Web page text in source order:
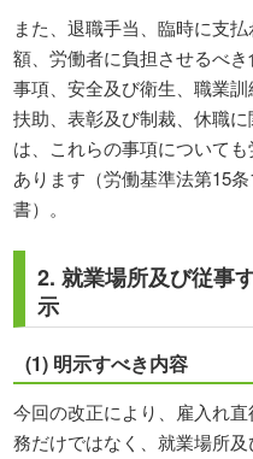
また、退職手当、臨時に支
額、労働者に負担させるべ
事項、安全及び衛生、職業
扶助、表彰及び制裁、休職
は、これらの事項について
あります（労働基準法第15
書）。
2. 就業場所及び従事
示
(1) 明示すべき内容
今回の改正により、雇入れ
務だけではなく、就業場所